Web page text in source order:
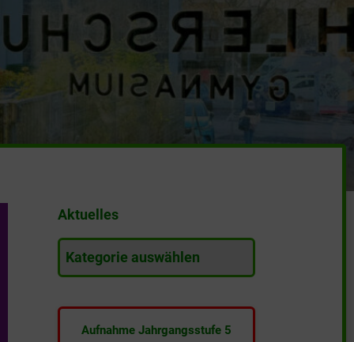
Aktuelles
A
t
e
Aufnahme Jahrgangsstufe 5